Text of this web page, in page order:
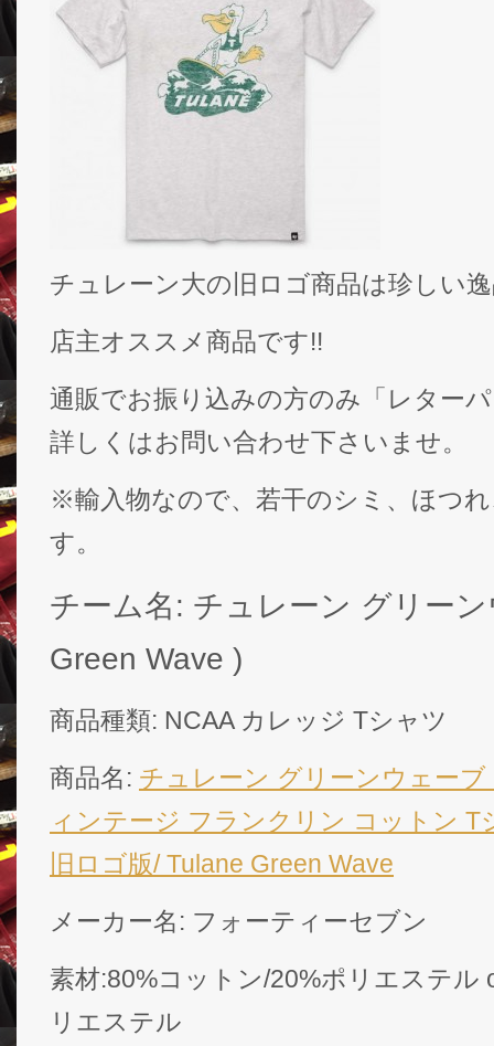
チュレーン大の旧ロゴ商品は珍しい
店主オススメ商品です!!
通販でお振り込みの方のみ「レター
詳しくはお問い合わせ下さいませ。
※輸入物なので、若干のシミ、ほつ
す。
チーム名: チュレーン グリー
Green Wave )
商品種類: NCAA カレッジ Tシャツ
商品名: チュレーン グリーンウェー
ィンテージ フランクリン コットン
旧ロゴ版/ Tulane Green Wave
メーカー名: フォーティーセブン
素材:80%コットン/20%ポリエステル
リエステル